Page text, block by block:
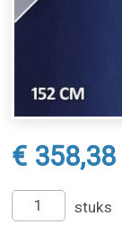
€ 358,38
stuks